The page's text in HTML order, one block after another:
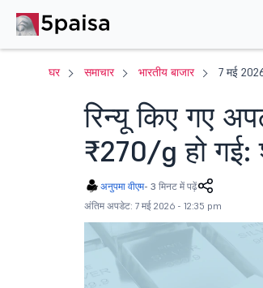
घर समाचार भारतीय बाजार 7 मई
रिन्यू किए गए
₹270/g हो
अनुपमा वीएम- 3 मिनट में पढ़ें
अंतिम अपडेट: 7 मई 2026 - 12:35 pm